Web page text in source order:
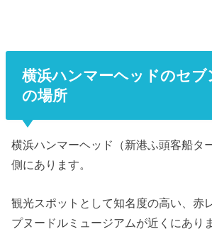
横浜ハンマーヘッドのセブ
の場所
横浜ハンマーヘッド（新港ふ頭客船タ
側にあります。
観光スポットとして知名度の高い、赤
プヌードルミュージアムが近くにあり